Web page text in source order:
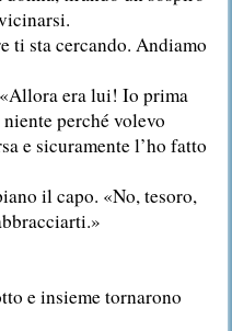
ti sta cercando. Andiamo
era lui! Io prima
perché volevo
e sicuramente l’ho fatto
il capo. «No, tesoro,
e insieme tornarono